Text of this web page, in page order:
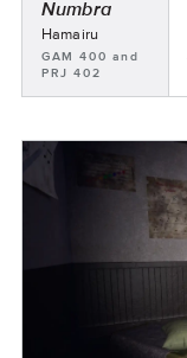
Numbra
Nombre
del
equipo:
Hamairu
Asignaturas:
GAM 400 and
PRJ 402